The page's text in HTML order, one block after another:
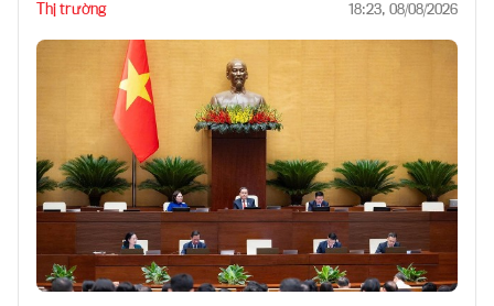
Thị trường 18:23, 08/08/2026